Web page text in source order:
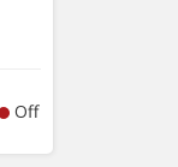
Off